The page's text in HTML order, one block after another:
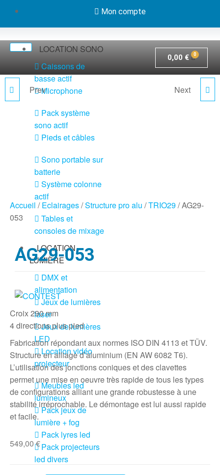
Mon compte
LOCATION SONO
Caissons de
basse actif
Microphone
Pack système
sono actif
Pieds et câbles
Sono portable sur
batterie
Système colonne
actif
Tables et
consoles de mixage
LOCATION
LUMIÈRE
DMX et
alimentation
Jeux de lumières
laser
Jeux de lumières
LED
Location vidéo
projecteur
Meubles led
lumineux
Pack jeux de
lumière + fog
Pack lyres led
Pack projecteurs
led divers
0,00 €
AG29-042
Prev Next
Accueil /Eclairages/Structure pro alu /TRIO29/ AG29-
053
AG29-053
Croix 290 mm
4 directions plus pied
Fabrication répondant aux normes ISO DIN 4113 et TÜV.
Structure en alliage d’aluminium (EN AW 6082 T6).
L’utilisation des jonctions coniques et des clavettes
permet une mise en oeuvre très rapide de tous les types
de configurations alliant une grande robustesse à une
stabilité irréprochable. Le démontage est lui aussi rapide
et facile.
549,00€